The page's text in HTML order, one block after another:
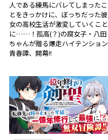
人である練馬にバレてしまったこ
とをきっかけに、ぼっちだった彼
女の高校生活が激変していくこと
に……！孤高(？)の腐女子・八田
ちゃんが贈る爆走ハイテンション
青春譚、開幕!!